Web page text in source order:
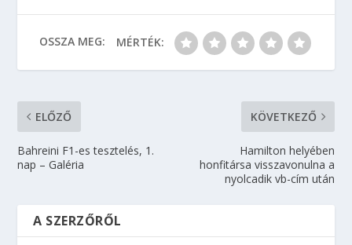
OSSZA MEG: MÉRTÉK:
ELŐZŐ
Bahreini F1-es tesztelés, 1.
nap – Galéria
KÖVETKEZŐ
Hamilton helyében
honfitársa visszavonulna a
nyolcadik vb-cím után
A SZERZŐRŐL